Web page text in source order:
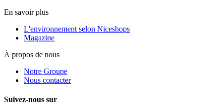
En savoir plus
L'environnement selon Niceshops
Magazine
À propos de nous
Notre Groupe
Nous contacter
Suivez-nous sur